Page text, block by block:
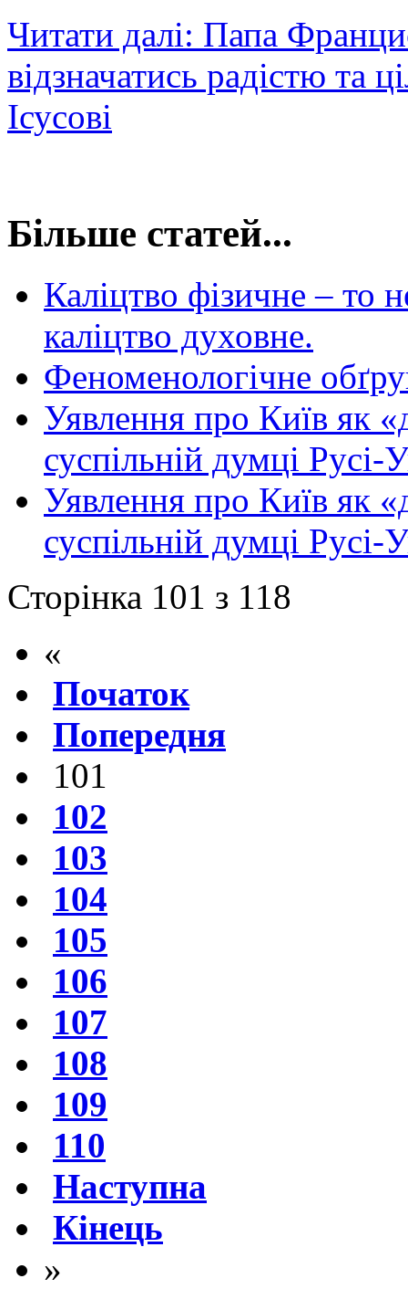
Читати далі: Папа
відзначатись радістю та
Ісусові
Більше статей...
Каліцтво фізичне – то
каліцтво духовне.
Феноменологічне
Уявлення про Київ як
суспільній думці
Уявлення про Київ як
суспільній думці
Сторінка 101 з 118
«
Початок
Попередня
101
102
103
104
105
106
107
108
109
110
Наступна
Кінець
»